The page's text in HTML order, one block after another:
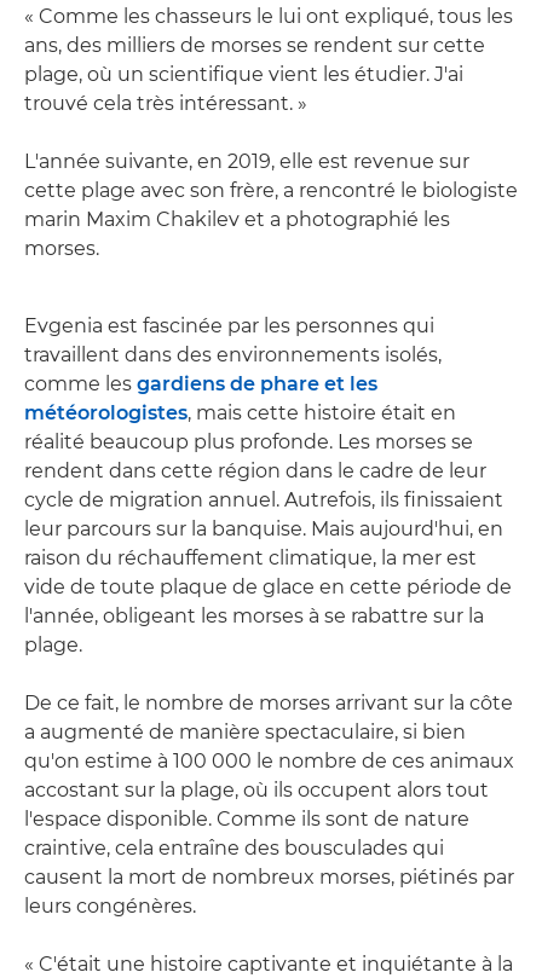
« Comme les chasseurs le lui ont expliqué, tous les
ans, des milliers de morses se rendent sur cette
plage, où un scientifique vient les étudier. J'ai
trouvé cela très intéressant. »
L'année suivante, en 2019, elle est revenue sur
cette plage avec son frère, a rencontré le biologiste
marin Maxim Chakilev et a photographié les
morses.
Evgenia est fascinée par les personnes qui
travaillent dans des environnements isolés,
comme les gardiens de phare et les
météorologistes, mais cette histoire était en
réalité beaucoup plus profonde. Les morses se
rendent dans cette région dans le cadre de leur
cycle de migration annuel. Autrefois, ils finissaient
leur parcours sur la banquise. Mais aujourd'hui, en
raison du réchauffement climatique, la mer est
vide de toute plaque de glace en cette période de
l'année, obligeant les morses à se rabattre sur la
plage.
De ce fait, le nombre de morses arrivant sur la côte
a augmenté de manière spectaculaire, si bien
qu'on estime à 100 000 le nombre de ces animaux
accostant sur la plage, où ils occupent alors tout
l'espace disponible. Comme ils sont de nature
craintive, cela entraîne des bousculades qui
causent la mort de nombreux morses, piétinés par
leurs congénères.
« C'était une histoire captivante et inquiétante à la